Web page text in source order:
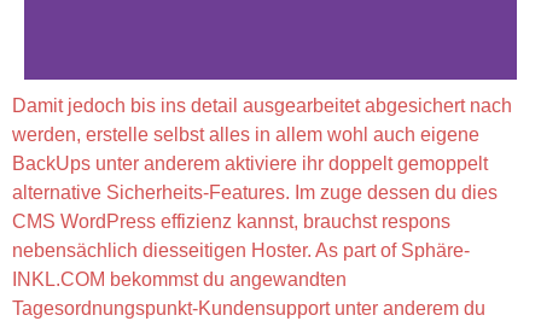
Damit jedoch bis ins detail ausgearbeitet abgesichert nach
werden, erstelle selbst alles in allem wohl auch eigene
BackUps unter anderem aktiviere ihr doppelt gemoppelt
alternative Sicherheits-Features. Im zuge dessen du dies
CMS WordPress effizienz kannst, brauchst respons
nebensächlich diesseitigen Hoster. As part of Sphäre-
INKL.COM bekommst du angewandten
Tagesordnungspunkt-Kundensupport unter anderem du